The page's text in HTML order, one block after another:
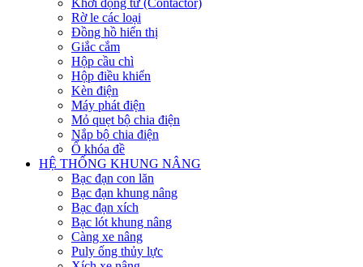
Khởi động từ (Contactor)
Rờ le các loại
Đồng hồ hiển thị
Giắc cắm
Hộp cầu chì
Hộp điều khiển
Kèn điện
Máy phát điện
Mỏ quẹt bộ chia điện
Nắp bộ chia điện
Ổ khóa đề
HỆ THỐNG KHUNG NÂNG
Bạc đạn con lăn
Bạc đạn khung nâng
Bạc đạn xích
Bạc lót khung nâng
Càng xe nâng
Puly ống thủy lực